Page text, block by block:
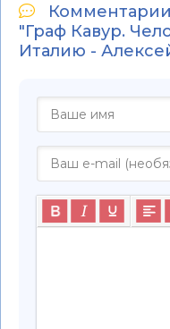
"Граф Кавур.
Италию -